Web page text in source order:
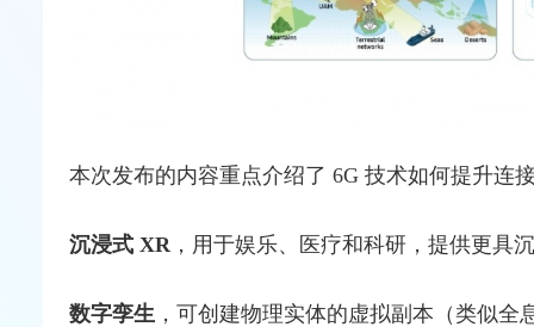
本次发布的内容重点介绍了6G 技术如何提升连
沉浸式XR ，用于娱乐、医疗和科研，提供更具
数字孪生 ，可创建物理实体的虚拟副本（类似